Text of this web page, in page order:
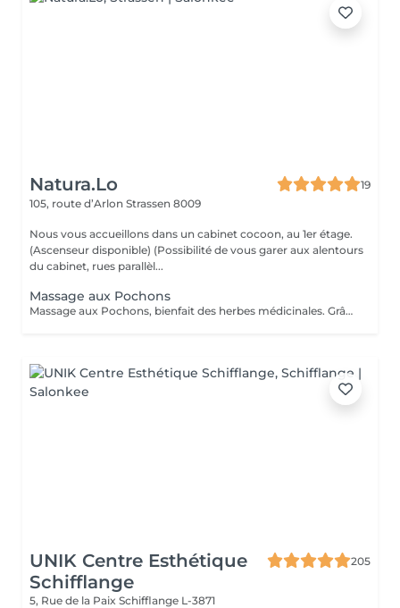
Natura.Lo
19
105, route d’Arlon Strassen 8009
Nous vous accueillons dans un cabinet cocoon, au 1er étage.
(Ascenseur disponible) (Possibilité de vous garer aux alentours
du cabinet, rues parallèl...
Massage aux Pochons
Massage aux Pochons, bienfait des herbes médicinales. Grâce aux pochons de plantes aromatiques et chaudes, on obtient une profonde relaxation des muscles, une bonne circulation, exfoliant et l'annulation des blocages musculaires. Attention: ce massage ne convient pas aux femmes enceintes, aux personnes hémophiles, aux personnes ayant des problèmes cardiaques. (Si vous le souhaitez après le soin, vous repartirez avec vos pochons, soit pour un prochain massage soit à utiliser dans un bain et continuer à profiter des bienfaits des herbes, ou encore comme exfoliant sous la douche. 10€/pochons seront facturés en supplément)
UNIK Centre Esthétique
Schifflange
205
5, Rue de la Paix Schifflange L-3871